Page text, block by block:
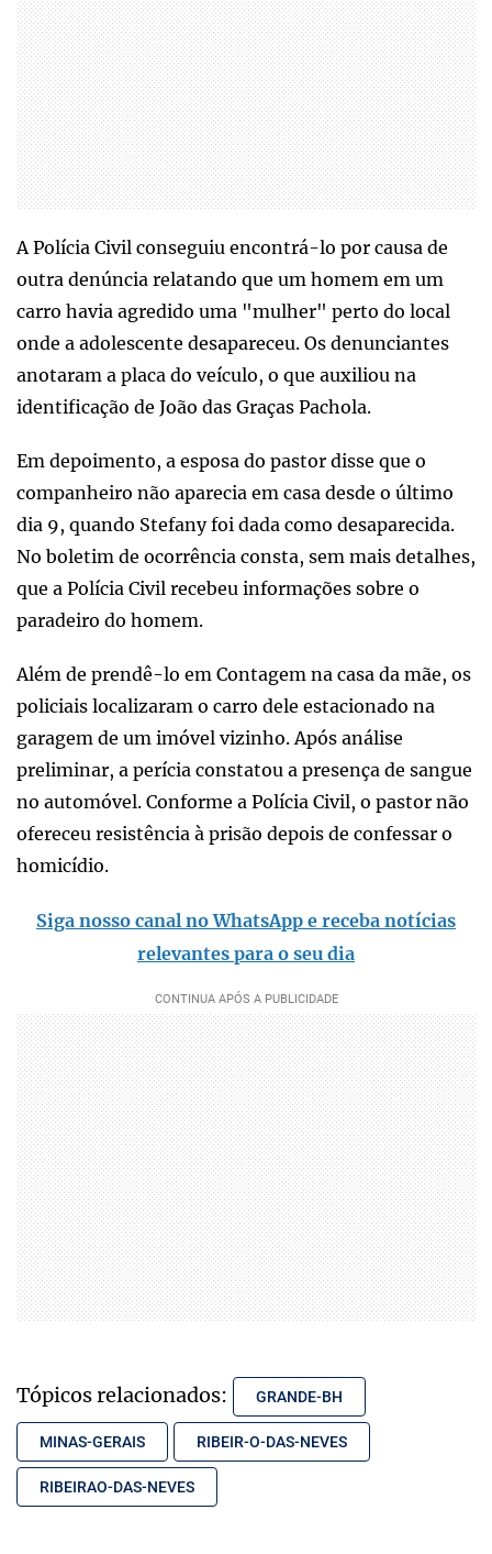
A Polícia Civil conseguiu encontrá-lo por causa de
outra denúncia relatando que um homem em um
carro havia agredido uma "mulher" perto do local
onde a adolescente desapareceu. Os denunciantes
anotaram a placa do veículo, o que auxiliou na
identificação de João das Graças Pachola.
Em depoimento, a esposa do pastor disse que o
companheiro não aparecia em casa desde o último
dia 9, quando Stefany foi dada como desaparecida.
No boletim de ocorrência consta, sem mais detalhes,
que a Polícia Civil recebeu informações sobre o
paradeiro do homem.
Além de prendê-lo em Contagem na casa da mãe, os
policiais localizaram o carro dele estacionado na
garagem de um imóvel vizinho. Após análise
preliminar, a perícia constatou a presença de sangue
no automóvel. Conforme a Polícia Civil, o pastor não
ofereceu resistência à prisão depois de confessar o
homicídio.
Siga nosso canal no WhatsApp e receba notícias
relevantes para o seu dia
Tópicos relacionados: GRANDE-BH
MINAS-GERAIS RIBEIR-O-DAS-NEVES
RIBEIRAO-DAS-NEVES